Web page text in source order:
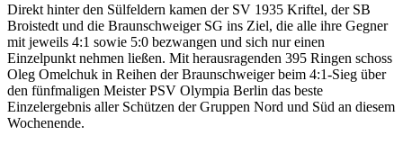
Direkt hinter den Sülfeldern kamen der SV 1935 Kriftel, der SB
Broistedt und die Braunschweiger SG ins Ziel, die alle ihre Gegner
mit jeweils 4:1 sowie 5:0 bezwangen und sich nur einen
Einzelpunkt nehmen ließen. Mit herausragenden 395 Ringen schoss
Oleg Omelchuk in Reihen der Braunschweiger beim 4:1-Sieg über
den fünfmaligen Meister PSV Olympia Berlin das beste
Einzelergebnis aller Schützen der Gruppen Nord und Süd an diesem
Wochenende.